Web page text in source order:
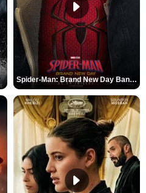
Spider-Man: Brand New Day Bande-annonce VO STFR